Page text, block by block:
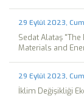
29 Eylül 2023,
Sedat Alataş
Materials and
29 Eylül 2023,
İklim Değişikliği